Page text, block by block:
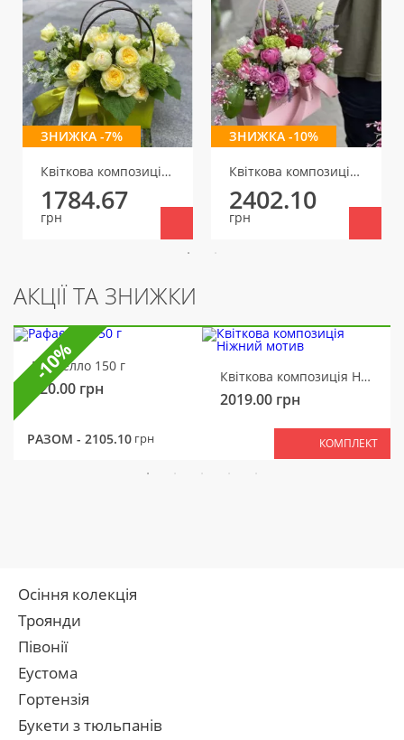
ЗНИЖКА -7%
Квіткова композиція Палермо
1784.67
грн
ЗНИЖКА -10%
Квіткова композиція Мікс
2402.10
грн
АКЦІЇ ТА ЗНИЖКИ
Рафаелло 150 г
320.00 грн
Квіткова композиція Ніжний мотив
2019.00 грн
РАЗОМ - 2105.10 грн КОМПЛЕКТ
-10%
Осіння колекція
Троянди
Півонії
Еустома
Гортензія
Букети з тюльпанів